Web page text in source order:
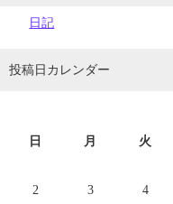
日記
投稿日カレンダー
日 月 火
2
3 4